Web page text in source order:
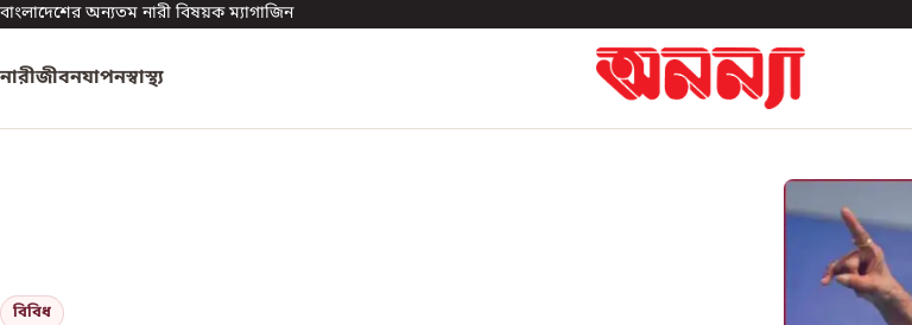
বাংলাদেশের অন্যতম নারী বিষয়ক ম্যাগাজিন
নারীজীবনযাপনস্বাস্থ্য
বিবিধ